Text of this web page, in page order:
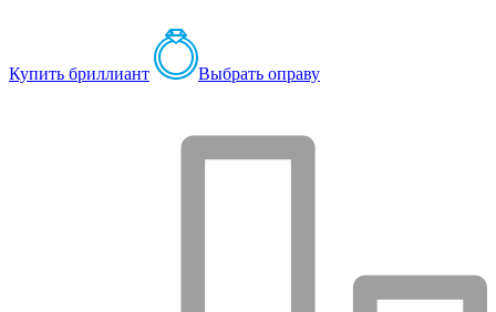
Купить бриллиант Выбрать оправу